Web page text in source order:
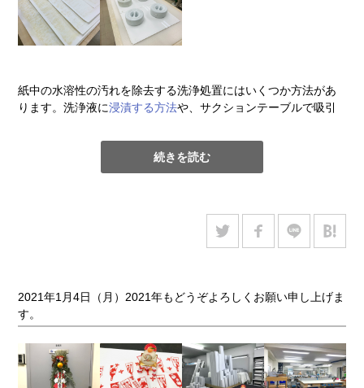
真フィルム
＋写真資料用リフィル
②紙焼き写真保存箱+フォル
ガラス乾板
③ガラス乾板保存箱＋ガラ
ス乾板フォルダー
アーカイバル・クリアホ
イル
⑦ファイルボックスR
資料のサイズごとのおおよその比率を把握しており、厚さ重さ
も含めて定型サイズに収まる場合は、ぜひご利用ください。
紙中の水溶性の汚れを除去する洗浄処置にはいくつか方法があ
ります。洗浄液に浸漬する方法や、サクションテーブルで吸引
く方法（フロート法）、水の表面張力を利用して汚れを除去す
る方法、ゲランガムのようなゲルを使用して汚れを移す方法、
ろ紙で汚れを吸い取る方法（ブロッティング法）などです。紙
あらかじめ濡らして
おいた本紙の裏面に洗浄液をスプレーした
後、同じく洗浄液を含ませたろ紙の上に、書写面が見えるよう
に置いて、汚れの移動やイメージ材料の様子を観察します。汚
れの除去が確認できたら、次は湿らせたろ紙で上下を挟んだ
り、板や重石を載せて洗浄効果を促します。この工程は、本紙
の汚れが薄くなるまで、または本紙のpHの上昇など目的の効果
続きを読む
2021年1月4日（月）2021年もどうぞよろしくお願い申し上げま
す。